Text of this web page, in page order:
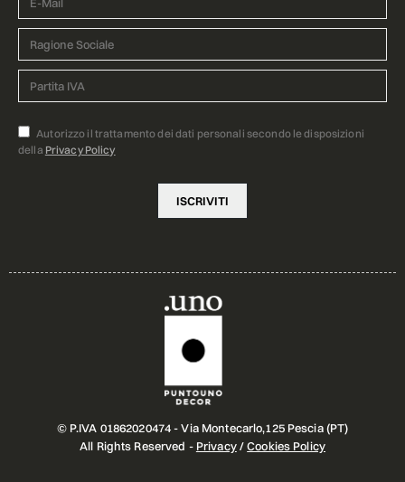
Autorizzo il trattamento dei dati personali secondo le disposizioni
della Privacy Policy
© P.IVA 01862020474 - Via Montecarlo,125 Pescia (PT)
All Rights Reserved - Privacy/Cookies Policy